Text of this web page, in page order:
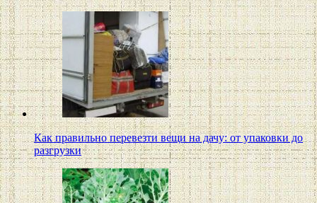
Как правильно перевезти вещи на дачу: от упаковки до
разгрузки